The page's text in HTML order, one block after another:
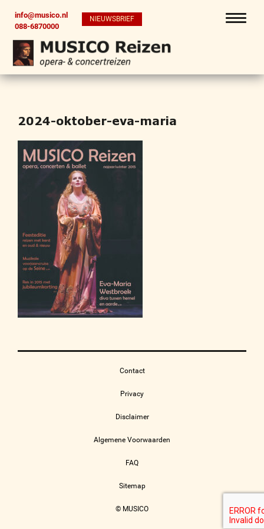
info@musico.nl
088-6870000
NIEUWSBRIEF
2024-oktober-eva-maria
Contact
Privacy
Disclaimer
Algemene Voorwaarden
FAQ
Sitemap
© MUSICO